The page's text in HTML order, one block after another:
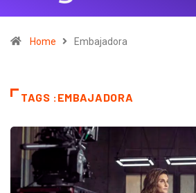
Home Embajadora
TAGS :EMBAJADORA